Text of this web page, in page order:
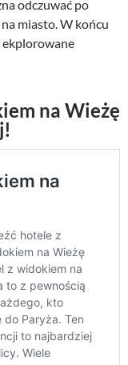
odczuwać po
miasto. W końcu
na Wieżę